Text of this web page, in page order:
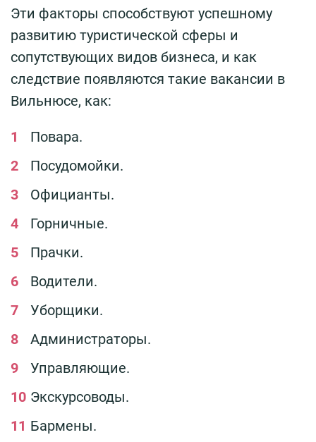
Эти факторы способствуют успешному
развитию туристической сферы и
сопутствующих видов бизнеса, и как
следствие появляются такие вакансии в
Вильнюсе, как:
Повара.
Посудомойки.
Официанты.
Горничные.
Прачки.
Водители.
Уборщики.
Администраторы.
Управляющие.
Экскурсоводы.
Бармены.